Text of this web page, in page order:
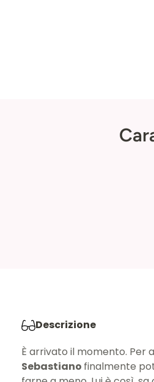
Descrizione
È arrivato il momento. Per
Sebastiano finalmente